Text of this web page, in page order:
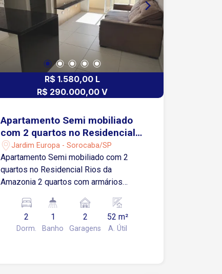
R$ 1.580,00 L
R$ 290.000,00 V
Apartamento Semi mobiliado
com 2 quartos no Residencial
Rios da Amazonia
Jardim Europa - Sorocaba/SP
Apartamento Semi mobiliado com 2
quartos no Residencial Rios da
Amazonia 2 quartos com armários
com varanda Cozinha com armários
integrada à área de serviços 1 vaga de
garagem Localização Localizado no
2
Dorm.
1
Banho
2
Garagens
52 m²
A. Útil